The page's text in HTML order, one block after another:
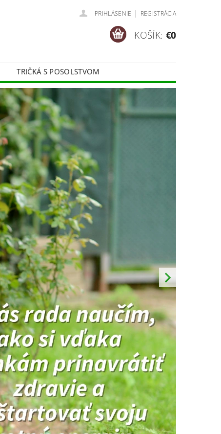
PRIHLÁSENIE | REGISTRÁCIA
KOŠÍK: €0
TRIČKÁ S POSOLSTVOM